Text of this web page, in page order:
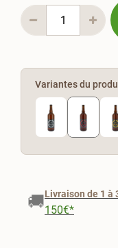
Variantes du
🚚Livraison de 1 à
150€*